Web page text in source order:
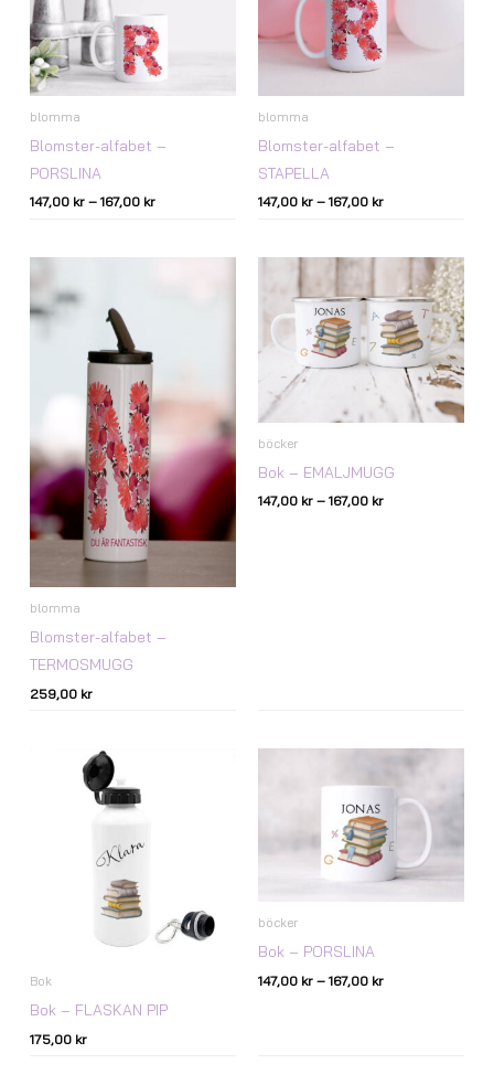
blomma
Blomster-alfabet –
PORSLINA
147,00 kr – 167,00 kr
blomma
Blomster-alfabet –
STAPELLA
147,00 kr – 167,00 kr
blomma
Blomster-alfabet –
TERMOSMUGG
259,00 kr
böcker
Bok – EMALJMUGG
147,00 kr – 167,00 kr
Prisintervall:
147,00 kr
till
167,00 kr
Bok
Bok – FLASKAN PIP
175,00 kr
böcker
Bok – PORSLINA
147,00 kr – 167,00 kr
Prisintervall:
147,00 kr
167,00 kr